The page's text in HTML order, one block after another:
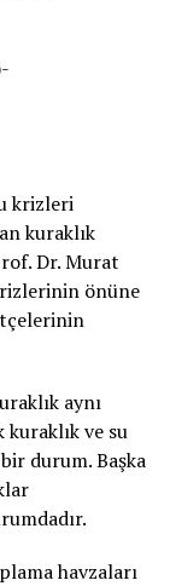
krizleri
kuraklık
Dr. Murat
önüne
aynı
ve su
durum. Başka
havzaları